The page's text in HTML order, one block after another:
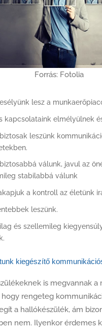
Forrás: Fotolia
lesz a
kapcsolataink elmélyülnek
leszünk
válunk, javul az
stabilabbá válunk
a kontroll az életünk
leszünk.
és szellemileg
kiegészítő
is megvannak a
hogy rengeteg
a hallókészülék, ám
nem. Ilyenkor érdemes